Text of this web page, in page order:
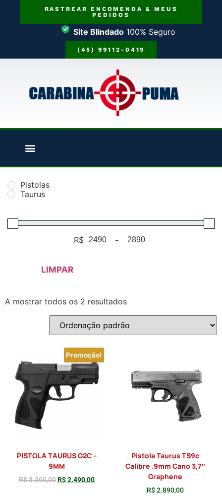
RASTREAR ENCOMENDA & MEUS
PEDIDOS
Site Blindado100% Seguro
(45) 99112-0419
Pistolas
Taurus
R$ Minimum Price
-
Maximum Price
LIMPAR
A mostrar todos os 2 resultados
Promoção!
PISTOLA TAURUS G2C –
9MM
R$3.300,00R$2.490,00
Pistola Taurus TS9c
Calibre .9mm Cano 3,7″
Graphene
R$2.890,00